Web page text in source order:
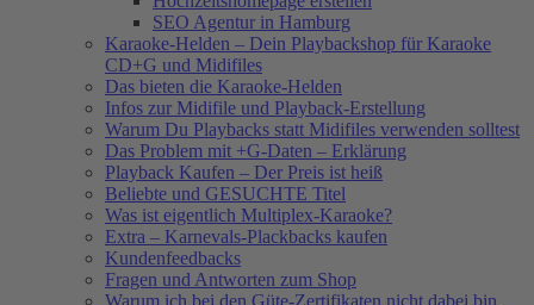
SEO Agentur in Hamburg
Karaoke-Helden – Dein Playbackshop für Karaoke
CD+G und Midifiles
Das bieten die Karaoke-Helden
Infos zur Midifile und Playback-Erstellung
Warum Du Playbacks statt Midifiles verwenden solltest
Das Problem mit +G-Daten – Erklärung
Playback Kaufen – Der Preis ist heiß
Beliebte und GESUCHTE Titel
Was ist eigentlich Multiplex-Karaoke?
Extra – Karnevals-Plackbacks kaufen
Kundenfeedbacks
Fragen und Antworten zum Shop
Warum ich bei den Güte-Zertifikaten nicht dabei bin